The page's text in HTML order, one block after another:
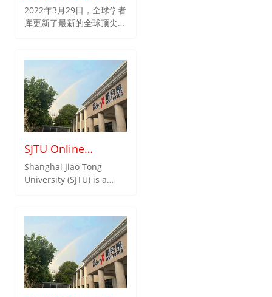
研究院贺光研究员和陆青长
聘教轨副教授为共同通讯作
学领域全球顶尖科学
家
2022年3月29日，全球学者
库更新了最新的全球顶尖前
球第二（第一为美国，共
39285人上榜）。中国在医
学领域共有1799人上榜，
其中我院贺林院士入选为中
国领域排名第76位的全球
顶尖科学家。
SJTU Online
Summer Research
Intenship Program
Shanghai Jiao Tong
University (SJTU) is a
enjoys a long history and
a world-renowned
reputation. Through 126
years of unrelenting
eﬀort, SJTU has become
a comprehen-sive and